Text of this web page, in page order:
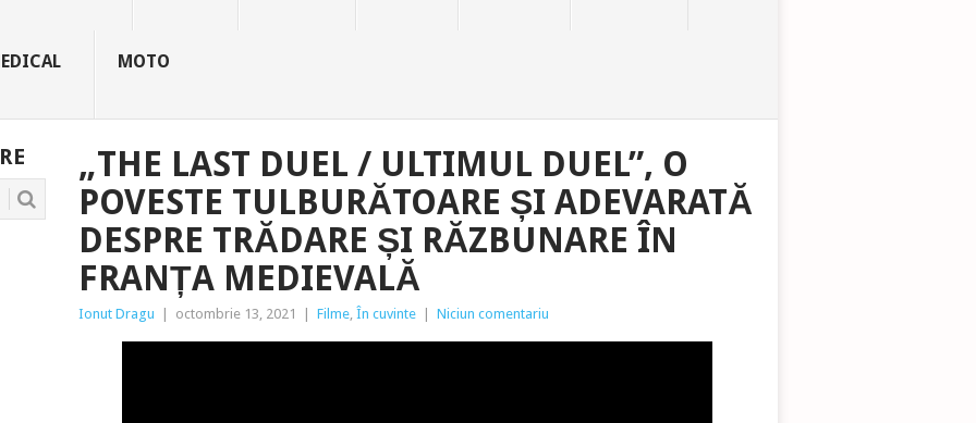
MOTO
„THE LAST DUEL / ULTIMUL DUEL”, O
POVESTE TULBURĂTOARE ȘI ADEVARATĂ
DESPRE TRĂDARE ȘI RĂZBUNARE ÎN
FRANȚA MEDIEVALĂ
Ionut Dragu octombrie 13, 2021 Filme, În cuvinte Niciun comentariu